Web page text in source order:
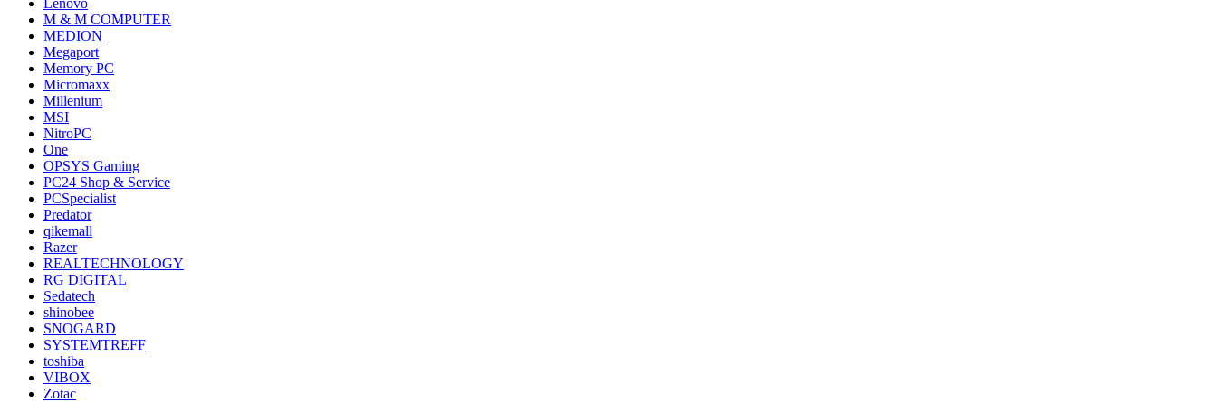
Lenovo
M & M COMPUTER
MEDION
Megaport
Memory PC
Micromaxx
Millenium
MSI
NitroPC
One
OPSYS Gaming
PC24 Shop & Service
PCSpecialist
Predator
qikemall
Razer
REALTECHNOLOGY
RG DIGITAL
Sedatech
shinobee
SNOGARD
SYSTEMTREFF
toshiba
VIBOX
Zotac